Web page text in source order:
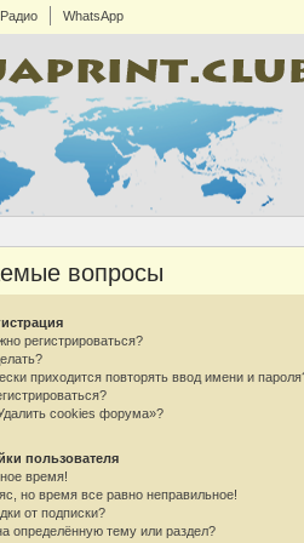
Радио WhatsApp
вопросы
регистрироваться?
приходится повторять ввод имени и
cookies форума»?
пользователя
время!
но время все равно неправильное!
от подписки?
определённую тему или раздел?